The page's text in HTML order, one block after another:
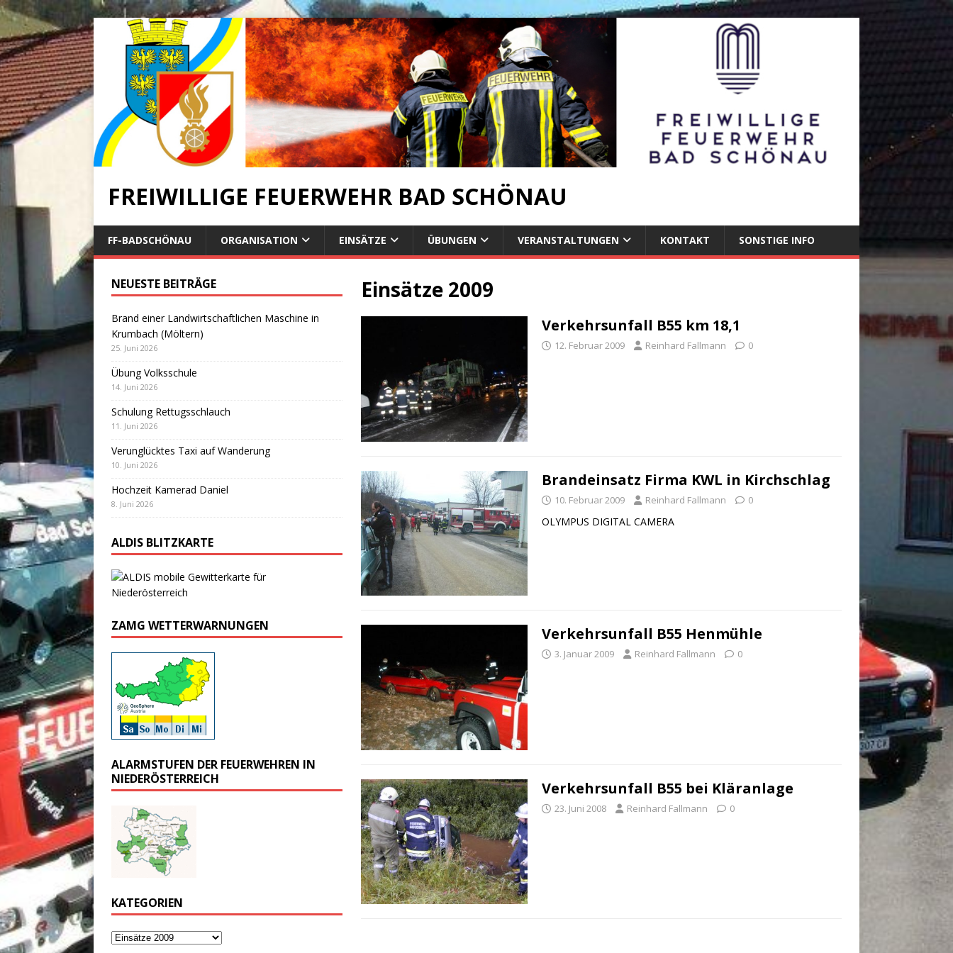
FREIWILLIGE FEUERWEHR BAD SCHÖNAU
FF-BADSCHÖNAU ORGANISATION EINSÄTZE ÜBUNGEN VERANSTALTUNGEN KONTAKT SONSTIGE INFO
Einsätze 2009
Verkehrsunfall B55 km 18,1
12. Februar 2009 Reinhard Fallmann 0
Brandeinsatz Firma KWL in Kirchschlag
10. Februar 2009 Reinhard Fallmann 0
OLYMPUS DIGITAL CAMERA
Verkehrsunfall B55 Henmühle
3. Januar 2009 Reinhard Fallmann 0
Verkehrsunfall B55 bei Kläranlage
23. Juni 2008 Reinhard Fallmann 0
NEUESTE BEITRÄGE
Brand einer Landwirtschaftlichen Maschine in
Krumbach (Möltern)
25. Juni 2026
Übung Volksschule
14. Juni 2026
Schulung Rettugsschlauch
11. Juni 2026
Verunglücktes Taxi auf Wanderung
10. Juni 2026
Hochzeit Kamerad Daniel
8. Juni 2026
ALDIS BLITZKARTE
ZAMG WETTERWARNUNGEN
ALARMSTUFEN DER FEUERWEHREN IN
NIEDERÖSTERREICH
KATEGORIEN